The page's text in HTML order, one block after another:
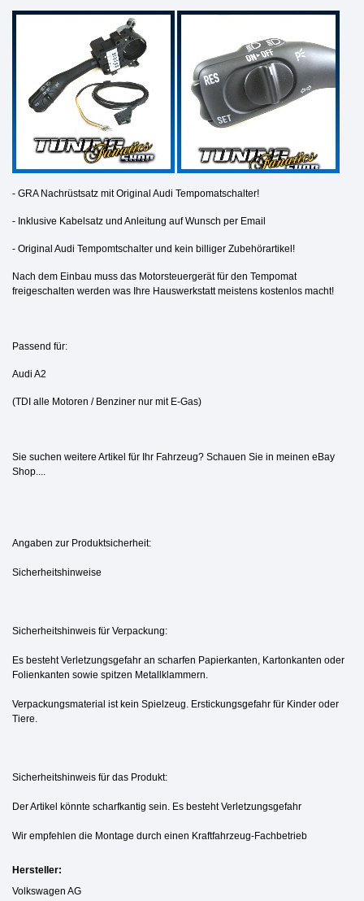
- GRA Nachrüstsatz mitOriginal Audi Tempomatschalter!
- Inklusive Kabelsatz und Anleitung auf Wunsch per Email
- Original Audi Tempomtschalter und kein billiger Zubehörartikel!
Nach dem Einbau muss das Motorsteuergerät für den Tempomat
freigeschalten werden was Ihre Hauswerkstatt meistens kostenlos macht!
Passend für:
Audi A2
(TDI alle Motoren / Benziner nur mit E-Gas)
Sie suchen weitere Artikel für Ihr Fahrzeug? Schauen Sie in meinen eBay
Shop....
Angaben zur Produktsicherheit:
Sicherheitshinweise
Sicherheitshinweis für Verpackung:
Es besteht Verletzungsgefahr an scharfen Papierkanten, Kartonkanten oder
Folienkanten sowie spitzen Metallklammern.
Verpackungsmaterial ist kein Spielzeug. Erstickungsgefahr für Kinder oder
Tiere.
Sicherheitshinweis für das Produkt:
Der Artikel könnte scharfkantig sein. Es besteht Verletzungsgefahr
Wir empfehlen die Montage durch einen Kraftfahrzeug-Fachbetrieb
Hersteller:
Volkswagen AG